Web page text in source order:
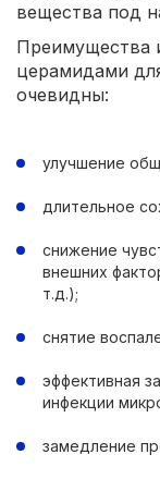
вещества под
Преимущества
церамидами
очевидны:
улучшение
длительное
снижение
внешних
т.д.);
снятие
эффективная
инфекции
замедление